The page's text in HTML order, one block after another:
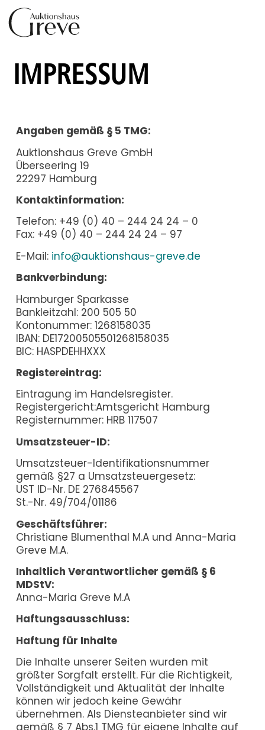
IMPRESSUM
Angaben gemäß § 5 TMG:
Auktionshaus Greve GmbH
Überseering 19
22297 Hamburg
Kontaktinformation:
Telefon: +49 (0) 40 – 244 24 24 – 0
Fax: +49 (0) 40 – 244 24 24 – 97
E-Mail: info@auktionshaus-greve.de
Bankverbindung:
Hamburger Sparkasse
Bankleitzahl: 200 505 50
Kontonummer: 1268158035
IBAN: DE17200505501268158035
BIC: HASPDEHHXXX
Registereintrag:
Eintragung im Handelsregister.
Registergericht:Amtsgericht Hamburg
Registernummer: HRB 117507
Umsatzsteuer-ID:
Umsatzsteuer-Identifikationsnummer
gemäß §27 a Umsatzsteuergesetz:
UST ID-Nr. DE 276845567
St.-Nr. 49/704/01186
Geschäftsführer:
Christiane Blumenthal M.A und Anna-Maria
Greve M.A.
Inhaltlich Verantwortlicher gemäß § 6
MDStV:
Anna-Maria Greve M.A
Haftungsausschluss:
Haftung für Inhalte
Die Inhalte unserer Seiten wurden mit
größter Sorgfalt erstellt. Für die Richtigkeit,
Vollständigkeit und Aktualität der Inhalte
können wir jedoch keine Gewähr
übernehmen. Als Diensteanbieter sind wir
gemäß § 7 Abs.1 TMG für eigene Inhalte auf